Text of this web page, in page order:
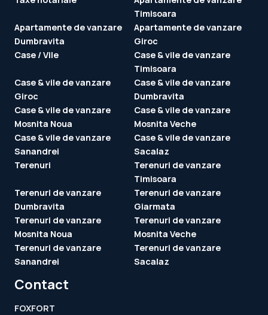
Timisoara
Apartamente de vanzare
Dumbravita
Apartamente de vanzare
Giroc
Case / Vile
Case & vile de vanzare
Timisoara
Case & vile de vanzare
Giroc
Case & vile de vanzare
Dumbravita
Case & vile de vanzare
Mosnita Noua
Case & vile de vanzare
Mosnita Veche
Case & vile de vanzare
Sanandrei
Case & vile de vanzare
Sacalaz
Terenuri
Terenuri de vanzare
Timisoara
Terenuri de vanzare
Dumbravita
Terenuri de vanzare
Giarmata
Terenuri de vanzare
Mosnita Noua
Terenuri de vanzare
Mosnita Veche
Terenuri de vanzare
Sanandrei
Terenuri de vanzare
Sacalaz
Contact
FOXFORT